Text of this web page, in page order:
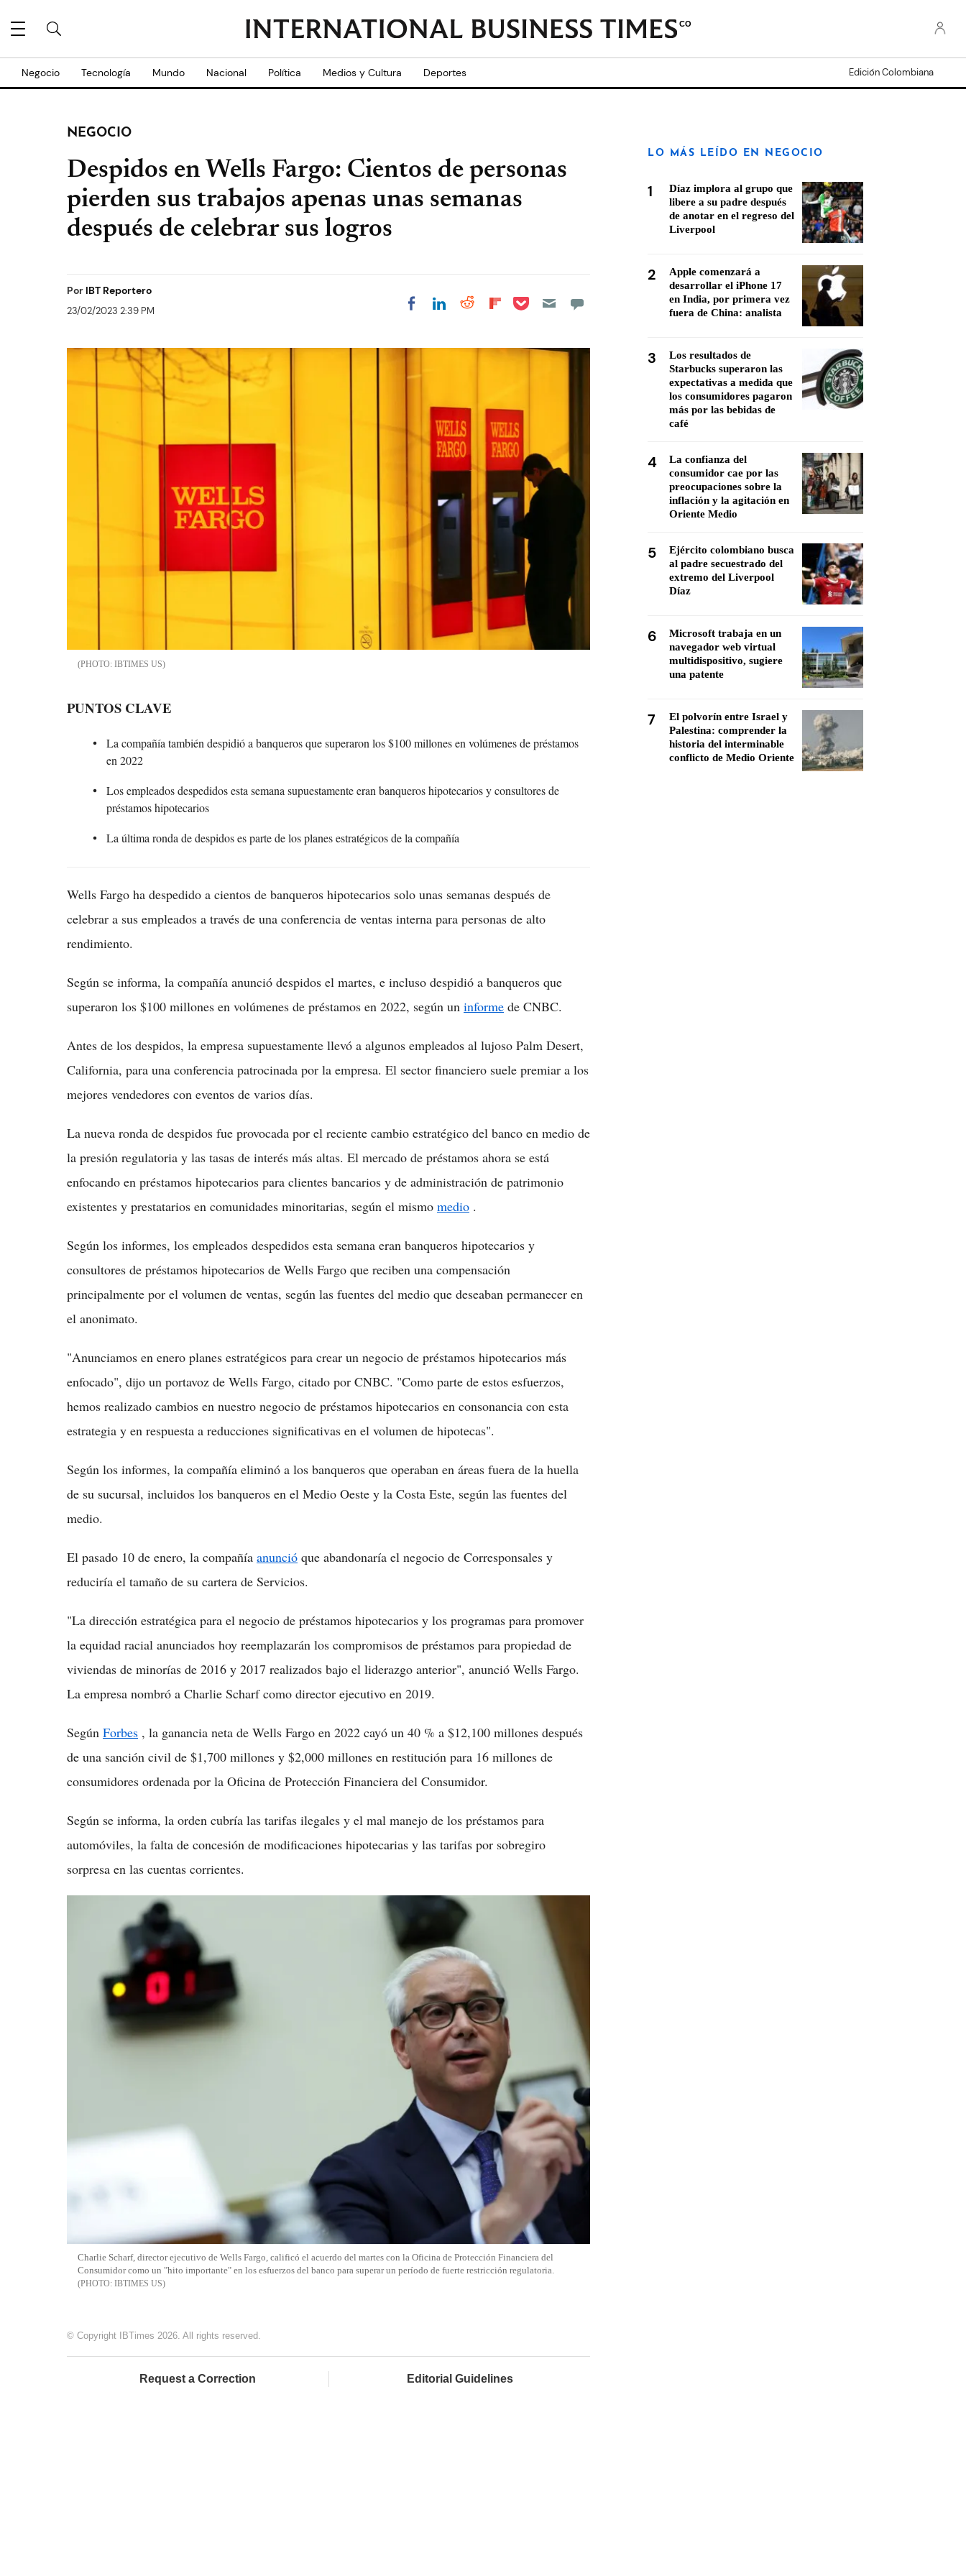
CO
Negocio Tecnología Mundo Nacional Política Medios y Cultura Deportes Edición Colombiana
NEGOCIO
Despidos en Wells Fargo: Cientos de personas
pierden sus trabajos apenas unas semanas
después de celebrar sus logros
Por IBT Reportero
23/02/2023 2:39 PM Share on Facebook
Share on LinkedIn
Share on Reddit
Share on
Share on Pocket
IBTIMES US
PUNTOS CLAVE
La compañía también despidió a banqueros que superaron los $100 millones en volúmenes de préstamos
en 2022
Los empleados despedidos esta semana supuestamente eran banqueros hipotecarios y consultores de
préstamos hipotecarios
La última ronda de despidos es parte de los planes estratégicos de la compañía
Wells Fargo ha despedido a cientos de banqueros hipotecarios solo unas semanas después de
celebrar a sus empleados a través de una conferencia de ventas interna para personas de alto
rendimiento.
Según se informa, la compañía anunció despidos el martes, e incluso despidió a banqueros que
superaron los $100 millones en volúmenes de préstamos en 2022, según un informe de CNBC.
Antes de los despidos, la empresa supuestamente llevó a algunos empleados al lujoso Palm Desert,
California, para una conferencia patrocinada por la empresa. El sector financiero suele premiar a los
mejores vendedores con eventos de varios días.
La nueva ronda de despidos fue provocada por el reciente cambio estratégico del banco en medio de
la presión regulatoria y las tasas de interés más altas. El mercado de préstamos ahora se está
enfocando en préstamos hipotecarios para clientes bancarios y de administración de patrimonio
existentes y prestatarios en comunidades minoritarias, según el mismo medio .
Según los informes, los empleados despedidos esta semana eran banqueros hipotecarios y
consultores de préstamos hipotecarios de Wells Fargo que reciben una compensación
principalmente por el volumen de ventas, según las fuentes del medio que deseaban permanecer en
el anonimato.
"Anunciamos en enero planes estratégicos para crear un negocio de préstamos hipotecarios más
enfocado", dijo un portavoz de Wells Fargo, citado por CNBC. "Como parte de estos esfuerzos,
hemos realizado cambios en nuestro negocio de préstamos hipotecarios en consonancia con esta
estrategia y en respuesta a reducciones significativas en el volumen de hipotecas".
Según los informes, la compañía eliminó a los banqueros que operaban en áreas fuera de la huella
de su sucursal, incluidos los banqueros en el Medio Oeste y la Costa Este, según las fuentes del
medio.
El pasado 10 de enero, la compañía anunció que abandonaría el negocio de Corresponsales y
reduciría el tamaño de su cartera de Servicios.
"La dirección estratégica para el negocio de préstamos hipotecarios y los programas para promover
la equidad racial anunciados hoy reemplazarán los compromisos de préstamos para propiedad de
viviendas de minorías de 2016 y 2017 realizados bajo el liderazgo anterior", anunció Wells Fargo.
La empresa nombró a Charlie Scharf como director ejecutivo en 2019.
Según Forbes , la ganancia neta de Wells Fargo en 2022 cayó un 40 % a $12,100 millones después
de una sanción civil de $1,700 millones y $2,000 millones en restitución para 16 millones de
consumidores ordenada por la Oficina de Protección Financiera del Consumidor.
Según se informa, la orden cubría las tarifas ilegales y el mal manejo de los préstamos para
automóviles, la falta de concesión de modificaciones hipotecarias y las tarifas por sobregiro
sorpresa en las cuentas corrientes.
Charlie Scharf, director ejecutivo de Wells Fargo, calificó el acuerdo del martes con la Oficina de Protección Financiera del
Consumidor como un "hito importante" en los esfuerzos del banco para superar un período de fuerte restricción regulatoria.
IBTIMES US
© Copyright IBTimes 2026. All rights reserved.
Request a Correction Editorial Guidelines
LO MÁS LEÍDO EN NEGOCIO
1
Díaz implora al grupo que
libere a su padre después
de anotar en el regreso del
Liverpool
2
Apple comenzará a
desarrollar el iPhone 17
en India, por primera vez
fuera de China: analista
3
Los resultados de
Starbucks superaron las
expectativas a medida que
los consumidores pagaron
más por las bebidas de
café
4
La confianza del
consumidor cae por las
preocupaciones sobre la
inflación y la agitación en
Oriente Medio
5
Ejército colombiano busca
al padre secuestrado del
extremo del Liverpool
Díaz
6
Microsoft trabaja en un
navegador web virtual
multidispositivo, sugiere
una patente
7
El polvorín entre Israel y
Palestina: comprender la
historia del interminable
conflicto de Medio Oriente